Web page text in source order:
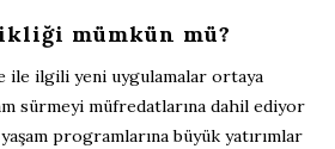
mümkün mü?
ile ilgili yeni uygulamalar ortaya
sürmeyi müfredatlarına dahil ediyor
programlarına büyük yatırımlar